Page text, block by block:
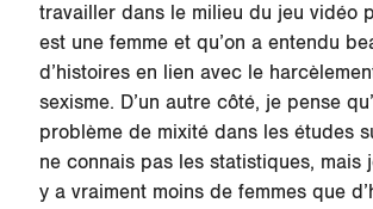
travailler dans le milieu du jeu vidéo
est une femme et qu’on a entendu
d’histoires en lien avec le
sexisme. D’un autre côté, je pense
problème de mixité dans les études
ne connais pas les statistiques, mais
y a vraiment moins de femmes que